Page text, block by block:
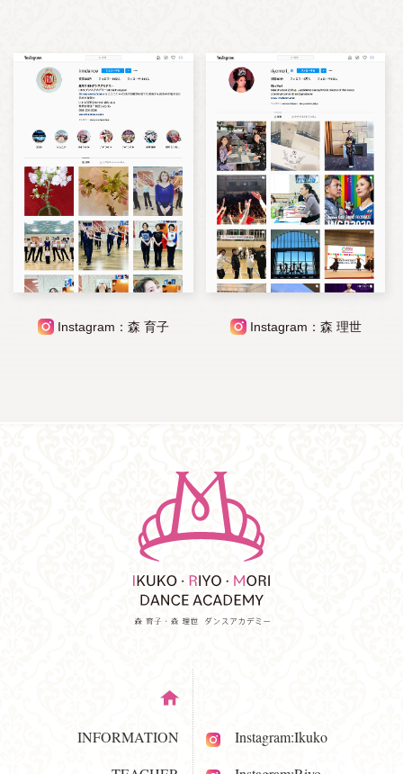
Instagram：森 育子 Instagram：森 理世
INFORMATION
Instagram:Ikuko